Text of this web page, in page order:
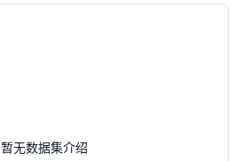
暂无数据集介绍